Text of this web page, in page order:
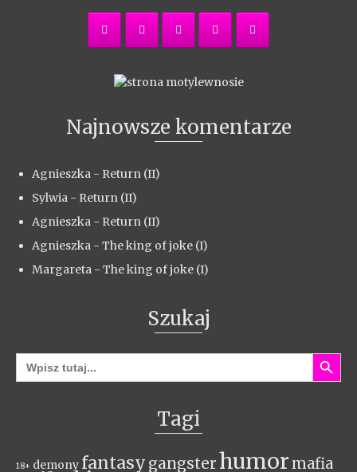
Najnowsze komentarze
Agnieszka - Return (II)
Sylwia - Return (II)
Agnieszka - Return (II)
Agnieszka - The king of joke (I)
Margareta - The king of joke (I)
Szukaj
Search
for:
Search Button
Tagi
18+ demony fantasy gangsterhumor mafia